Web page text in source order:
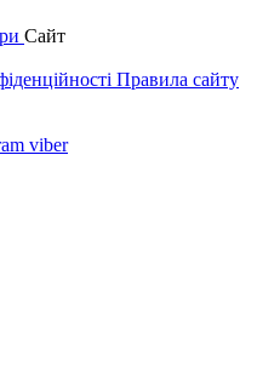
Сайт
Правила сайту
viber